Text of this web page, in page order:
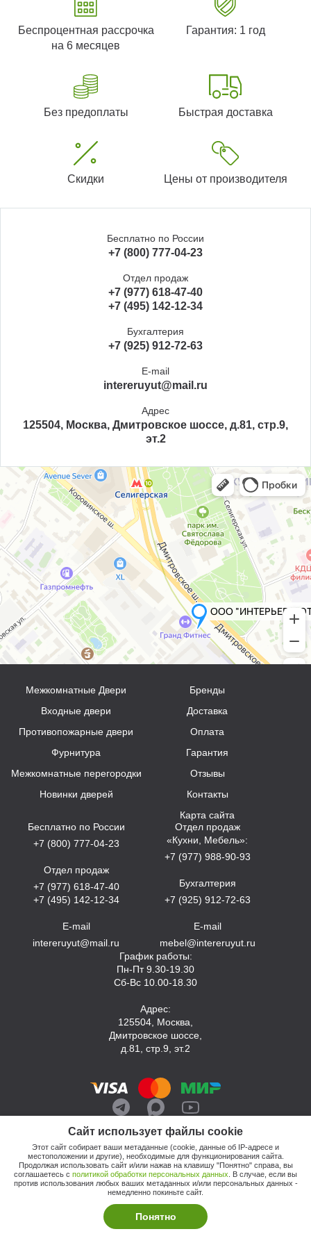
Беспроцентная рассрочка
на 6 месяцев
Гарантия: 1 год
Без предоплаты Быстрая доставка
Скидки Цены от производителя
Бесплатно по России
+7 (800) 777-04-23
Отдел продаж
+7 (977) 618-47-40
+7 (495) 142-12-34
Бухгалтерия
+7 (925) 912-72-63
E-mail
intereruyut@mail.ru
Адрес
125504, Москва, Дмитровское шоссе, д.81, стр.9,
эт.2
Сайт использует файлы cookie
Этот сайт собирает ваши метаданные (cookie, данные об IP-адресе и
местоположении и другие), необходимые для функционирования сайта.
Продолжая использовать сайт и/или нажав на клавишу "Понятно" справа, вы
соглашаетесь с политикой обработки персональных данных . В случае, если вы
против использования любых ваших метаданных и/или персональных данных -
немедленно покиньте сайт.
Понятно
Межкомнатные Двери
Входные двери
Противопожарные двери
Фурнитура
Межкомнатные перегородки
Новинки дверей
Бренды
Доставка
Оплата
Гарантия
Отзывы
Контакты
Карта сайта
Бесплатно по России
+7 (800) 777-04-23
Отдел продаж
+7 (977) 618-47-40
+7 (495) 142-12-34
E-mail
intereruyut@mail.ru
Отдел продаж
«Кухни, Мебель»:
+7 (977) 988-90-93
Бухгалтерия
+7 (925) 912-72-63
E-mail
mebel@intereruyut.ru
График работы:
Пн-Пт 9.30-19.30
Сб-Вс 10.00-18.30
Адрес:
125504, Москва,
Дмитровское шоссе,
д.81, стр.9, эт.2
© 2026, Компания «Интерьер Уют»
Политика обработки персональных данных
Этот сайт продвигает: Кузнецов Анатолий